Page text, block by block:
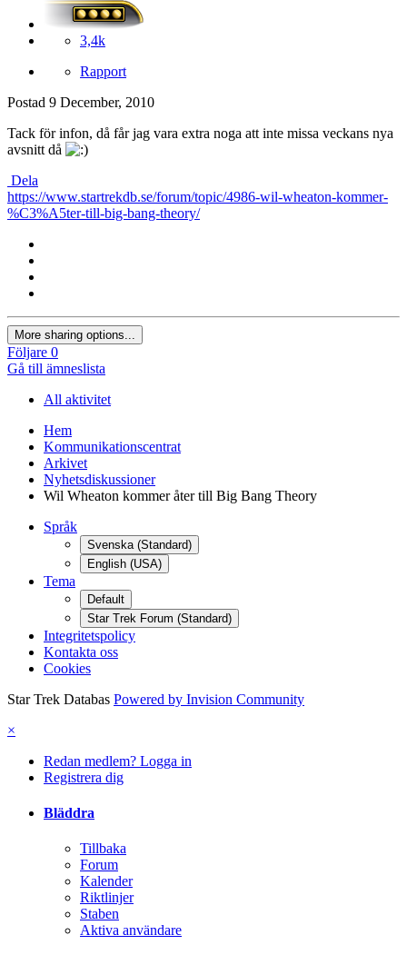
3,4k
Rapport
Postad 9 December, 2010
Tack för infon, då får jag vara extra noga att inte missa veckans nya
avsnitt då
Dela
https://www.startrekdb.se/forum/topic/4986-wil-wheaton-kommer-
%C3%A5ter-till-big-bang-theory/
More sharing options...
Följare 0
Gå till ämneslista
All aktivitet
Hem
Kommunikationscentrat
Arkivet
Nyhetsdiskussioner
Wil Wheaton kommer åter till Big Bang Theory
Språk
Svenska (Standard)
English (USA)
Tema
Default
Star Trek Forum (Standard)
Integritetspolicy
Kontakta oss
Cookies
Star Trek Databas Powered by Invision Community
×
Redan medlem? Logga in
Registrera dig
Bläddra
Tillbaka
Forum
Kalender
Riktlinjer
Staben
Aktiva användare